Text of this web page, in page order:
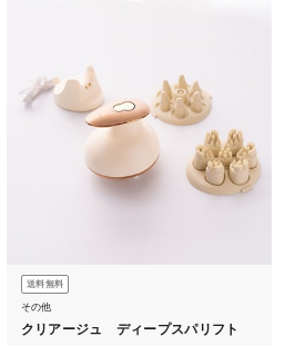
送料無料
その他
クリアージュ ディープスパリフト